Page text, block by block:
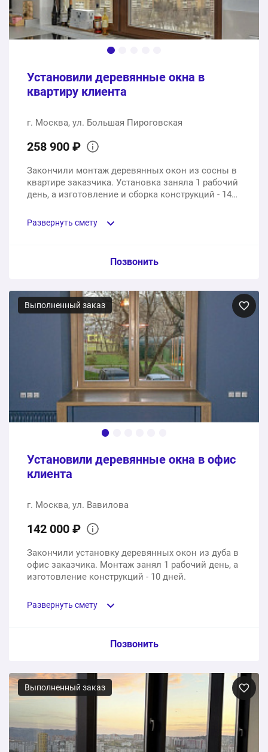
Общая стоимость: 175202 ₽
Установили деревянные окна в
квартиру клиента
г. Москва, ул. Большая Пироговская
258 900 ₽
Закончили монтаж деревянных окон из сосны в
квартире заказчика. Установка заняла 1 рабочий
день, а изготовление и сборка конструкций - 14
Развернуть смету
Пункт сметы / Ед. изм. / Цена
Деревянные окна из сосны
4 шт. 258900 ₽
0 ₽
Общая стоимость: 258900 ₽
Позвонить
Выполненный заказ
Установили деревянные окна в офис
клиента
г. Москва, ул. Вавилова
142 000 ₽
Закончили установку деревянных окон из дуба в
офис заказчика. Монтаж занял 1 рабочий день, а
изготовление конструкций - 10 дней.
Развернуть смету
Пункт сметы / Ед. изм. / Цена
Деревянные окна из дуба
3 шт. 142000 ₽
Монтаж
Позвонить
Выполненный заказ